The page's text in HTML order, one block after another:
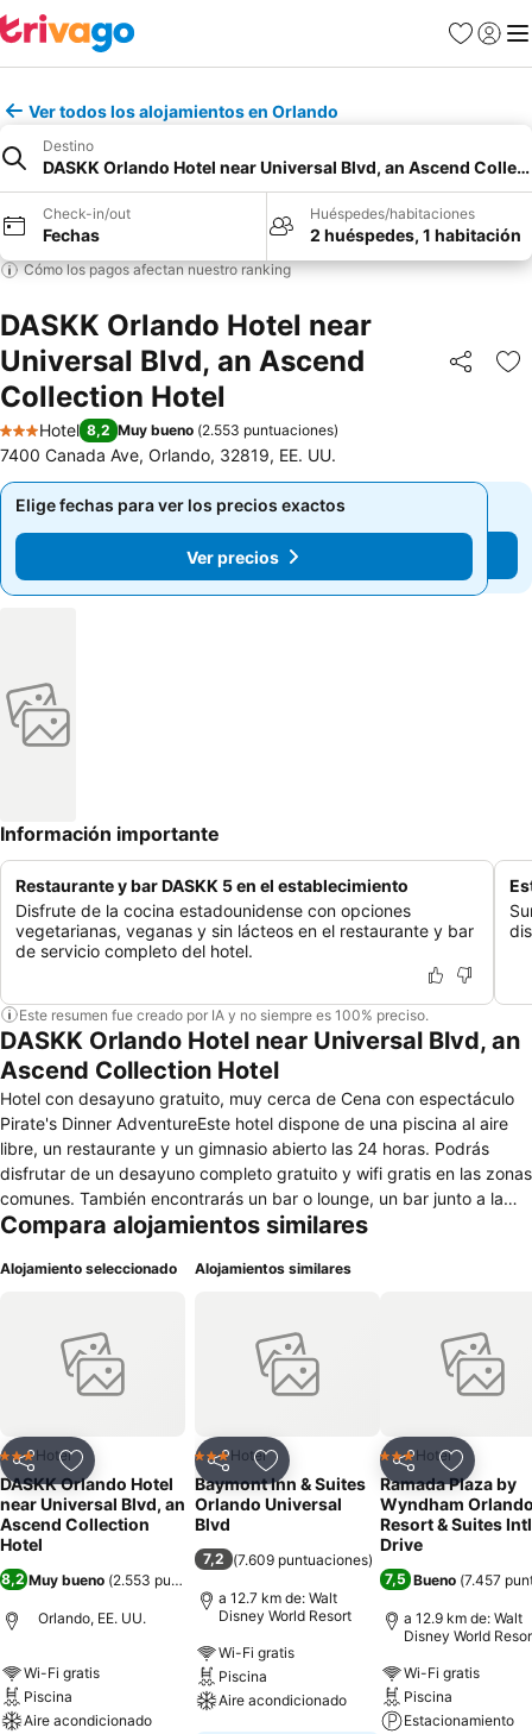
Favoritos
Iniciar
Ver todos los alojamientos en Orlando
Destino
DASKK Orlando Hotel near Universal Blvd, an Ascend
Check-in/out
Fechas
Huéspedes/habitaciones
2 huéspedes, 1 habitación
Cómo los pagos afectan nuestro ranking
DASKK Orlando Hotel near
Universal Blvd, an Ascend
Collection Hotel
Compartir
3 Estrellas
Hotel 8,2 Muy bueno (2.553 puntuaciones)
7400 Canada Ave, Orlando, 32819, EE. UU.
Elige fechas para ver los precios exactos
Ver precios
Elige fechas para ver los precios exactos
Ver precios
Información importante
Restaurante y bar DASKK 5 en el establecimiento
Disfrute de la cocina estadounidense con opciones
vegetarianas, veganas y sin lácteos en el restaurante y bar
de servicio completo del hotel.
Este resumen fue creado por IA y no siempre es 100% preciso.
DASKK Orlando Hotel near Universal Blvd, an
Ascend Collection Hotel
Hotel con desayuno gratuito, muy cerca de Cena con espectáculo
Pirate's Dinner AdventureEste hotel dispone de una piscina al aire
libre, un restaurante y un gimnasio abierto las 24 horas. Podrás
disfrutar de un desayuno completo gratuito y wifi gratis en las zonas
comunes. También encontrarás un bar o lounge, un bar junto a la
piscina y una cafetería. Se ofrece un servicio de limpieza a petición.
ofrece 154 alojamientos con aire acondicionado, con acceso por
sofá cama y escritorio. Los huéspedes pueden utilizar los siguientes
servicios disponibles en las habitaciones: frigorífico y microondas.
Los huéspedes pueden navegar por la web gracias a nuestro
canales de suscripción. Las habitaciones también incluyen tabla de
planchar con plancha y artículos de higiene personal gratuitos. Es
posible solicitar cambio de toallas y cambio de sábanas. Se ofrece
servicio de limpieza a petición. En el alojamiento hay piscina al aire
libre, piscina infantil y bañera de hidromasaje. Otros servicios de
ocio y esparcimiento incluyen gimnasio abierto las 24 horas.
Compara alojamientos similares
Alojamiento seleccionado
CompartirAgregar a favoritos
3 Estrellas
Hotel
DASKK Orlando Hotel
near Universal Blvd, an
Ascend Collection
Hotel
8,2 Muy bueno (2.553 puntuaciones
Orlando, EE. UU.
Wi-Fi gratis
Piscina
Aire acondicionado
Alojamientos similares
CompartirAgregar a favoritos
3 Estrellas
Hotel
Baymont Inn & Suites
Orlando Universal
Blvd
7,2 (7.609 puntuaciones)
a 12.7 km de: Walt
Disney World Resort
Wi-Fi gratis
Piscina
Aire acondicionado
CompartirAgregar
3 Estrellas
Hotel
Ramada Plaza by
Wyndham
Resort & Suites Intl
Drive
7,5 Bueno (7.457
a 12.9 km de: Walt
Disney World
Wi-Fi gratis
Piscina
Estacionamiento